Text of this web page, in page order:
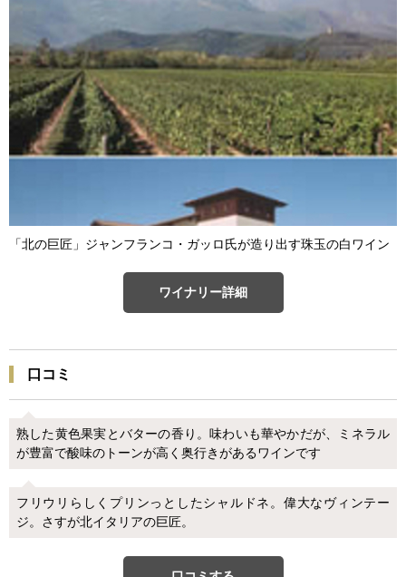
「北の巨匠」ジャンフランコ・ガッロ氏が造り出す珠玉の白ワイン
ワイナリー詳細
口コミ
熟した黄色果実とバターの香り。味わいも華やかだが、ミネラル
が豊富で酸味のトーンが高く奥行きがあるワインです
フリウリらしくプリンっとしたシャルドネ。偉大なヴィンテー
ジ。さすが北イタリアの巨匠。